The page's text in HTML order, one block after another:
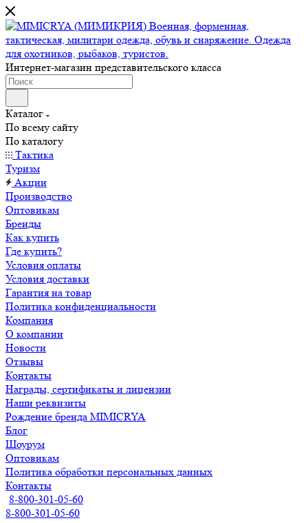
Интернет-магазин представительского класса
Каталог
По всему сайту
По каталогу
Тактика
Туризм
Акции
Производство
Оптовикам
Бренды
Как купить
Где купить?
Условия оплаты
Условия доставки
Гарантия на товар
Политика конфиденциальности
Компания
О компании
Новости
Отзывы
Контакты
Награды, сертификаты и лицензии
Наши реквизиты
Рождение бренда MIMICRYA
Блог
Шоурум
Оптовикам
Политика обработки персональных данных
Контакты
8-800-301-05-60
8-800-301-05-60